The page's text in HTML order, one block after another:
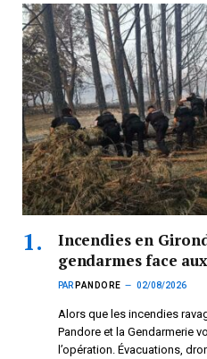
Incendies en
gendarmes face
PAR PANDORE 02/08/2026
Alors que les incendies
Pandore et la Gendarmerie
l’opération. Évacuations,